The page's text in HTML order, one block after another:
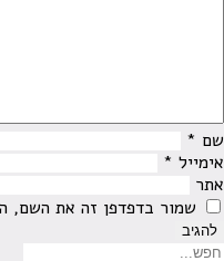
שם *
אימייל *
אתר
שמור בדפדפן זה את השם,